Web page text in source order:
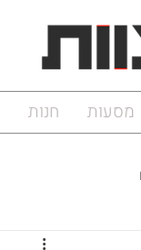
מסעות חנות